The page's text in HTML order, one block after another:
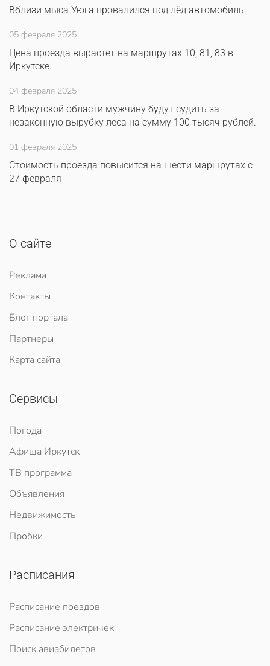
Вблизи мыса Уюга провалился под лёд автомобиль.
05 февраля 2025
Цена проезда вырастет на маршрутах 10, 81, 83 в
Иркутске.
04 февраля 2025
В Иркутской области мужчину будут судить за
незаконную вырубку леса на сумму 100 тысяч рублей.
01 февраля 2025
Стоимость проезда повысится на шести маршрутах с
27 февраля
О сайте
Реклама
Контакты
Блог портала
Партнеры
Карта сайта
Сервисы
Погода
Афиша Иркутск
ТВ программа
Объявления
Недвижимость
Пробки
Расписания
Расписание поездов
Расписание электричек
Поиск авиабилетов